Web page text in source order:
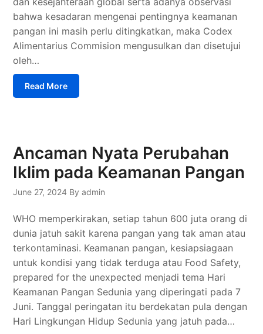
bahwa kesadaran mengenai pentingnya keamanan
pangan ini masih perlu ditingkatkan, maka Codex
Alimentarius Commision mengusulkan dan disetujui
oleh…
Read More
Ancaman Nyata Perubahan
Iklim pada Keamanan Pangan
June 27, 2024 By admin
WHO memperkirakan, setiap tahun 600 juta orang di
dunia jatuh sakit karena pangan yang tak aman atau
terkontaminasi. Keamanan pangan, kesiapsiagaan
untuk kondisi yang tidak terduga atau Food Safety,
prepared for the unexpected menjadi tema Hari
Keamanan Pangan Sedunia yang diperingati pada 7
Juni. Tanggal peringatan itu berdekatan pula dengan
Hari Lingkungan Hidup Sedunia yang jatuh pada…